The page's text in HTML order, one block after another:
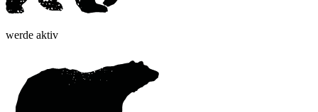
werde aktiv